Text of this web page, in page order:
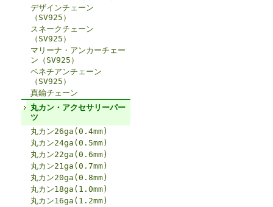
デザインチェーン
（SV925）
スネークチェーン
（SV925）
マリーナ・アンカーチェー
ン（SV925）
ベネチアンチェーン
（SV925）
真鍮チェーン
丸カン・アクセサリーパー
ツ
丸カン26ga(0.4mm)
丸カン24ga(0.5mm)
丸カン22ga(0.6mm)
丸カン21ga(0.7mm)
丸カン20ga(0.8mm)
丸カン18ga(1.0mm)
丸カン16ga(1.2mm)